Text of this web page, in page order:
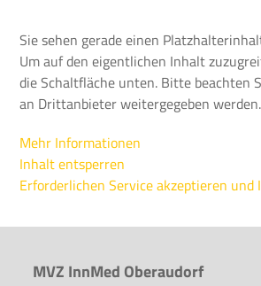
Sie sehen gerade einen
Um auf den eigentlichen Inhalt
die Schaltfläche unten. Bitte beachten
an Drittanbieter weitergegeben werden.
Mehr Informationen
Inhalt entsperren
Erforderlichen Service akzeptieren
MVZ InnMed Oberaudorf